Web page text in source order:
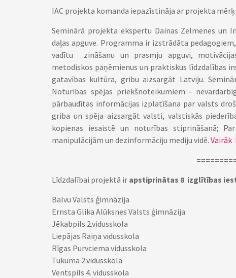
IAC projekta komanda iepazīstināja ar projekta
Seminārā projekta ekspertu Dainas Zelmenes un
daļas apguve. Programma ir izstrādāta
vadītu zināšanu un prasmju apguvi,
metodiskos paņēmienus un praktiskus līdzdalības
gatavības kultūra, gribu aizsargāt Latviju.
Noturības spējas priekšnoteikumiem -
pārbaudītas informācijas izplatīšana par valsts
griba un spēja aizsargāt valsti, valstiskās
kopienas iesaistē un noturības stiprināšanā;
manipulācijām un dezinformāciju mediju vidē. Vairāk
Līdzdalībai projektā ir apstiprinātas 8 izglītības
Balvu Valsts ģimnāzija
Ernsta Glika Alūksnes Valsts ģimnāzija
Jēkabpils 2.vidusskola
Liepājas Raiņa vidusskola
Rīgas Purvciema vidusskola
Tukuma 2.vidusskola
Ventspils 4. vidusskola